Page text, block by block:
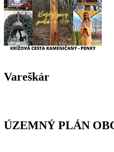
Vareškár
ÚZEMNÝ PLÁN